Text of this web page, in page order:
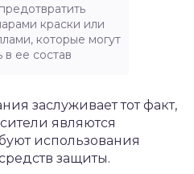
краски или
которые могут
в ее состав
заслуживает тот факт,
являются
использования
защиты.